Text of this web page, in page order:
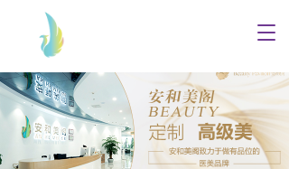
T
g
g
e
n
a